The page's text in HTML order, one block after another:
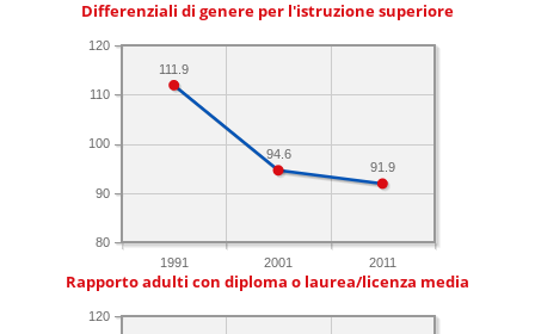
Differenziali di genere per l'istruzione superiore
1991 2001 2011
80
90
100
110
120
91.9
94.6
111.9
Rapporto adulti con diploma o laurea/licenza media
120